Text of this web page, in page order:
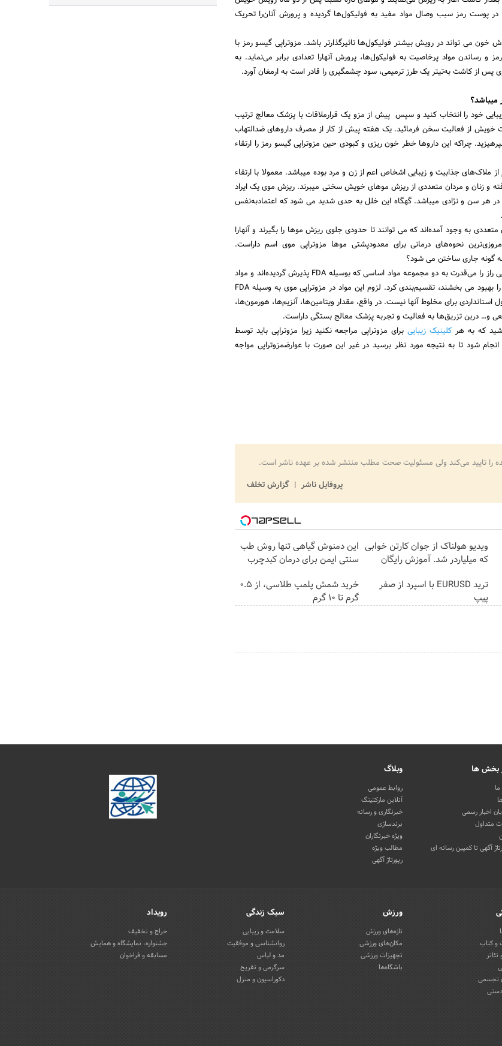
در پوست رمز سبب وصال مواد مفید به فولیکول‌ها گردیده و پرورش آنان‌را تحریک
خون می تواند در رویش بیشتر فولیکول‌ها تاثیرگذارتر باشد. مزوتراپی گیسو رمز با
رساندن مواد پرخاصیت به فولیکول‌ها، پرورش آنها‌را تعدادی برابر می‌نماید. به
پس از کاشت به‌تیتر یک طرز ترمیمی، سود چشمگیری را قادر است به ارمغان آورد.
میباشد؟
خود را انتخاب کنید و سپس پیش از مزو یک قرارملاقات با پزشک معالج ترتیب
خویش از فعالیت سخن فرمائید. یک هفته پیش از کار از مصرف داروهای ضدالتهاب
چراکه این داروها خطر خون ریزی و کبودی حین مزوتراپی گیسو رمز را ارتقاء
ملاک‌های جذابیت و زیبایی اشخاص اعم از زن و مرد بوده میباشد. معمولا با ارتقاء
و زنان و مردان متعددی از ریزش موهای خویش سختی میبرند. ریزش موی یک ایراد
در هر سن و نژادی میباشد. گهگاه این خلل به حدی شدید می شود که اعتمادبه‌نفس
به وجود آمده‌اند که می توانند تا حدودی جلوی ریزش موها را بگیرند و آنها‌را
نحوه‌های درمانی برای معدود‌پشتی موها مزوتراپی موی اسم داراست.
گونه جاری ساختن می شود؟
مواد مورداستفاده برای مزوتراپی راز را می‌قدرت به دو مجموعه مواد اساسی که بوسیله FDA پذیرش گردیده‌اند و مواد
تکمیل کننده که حالت جانور را بهبود می بخشند، تقسیم‌بندی کرد. لزوم این مواد در مزوتراپی موی به وسیله FDA
برای مخلوط آنها نیست. در واقع، مقدار ویتامین‌ها، آنزیم‌ها، هورمون‌ها،
و… درین تزریق‌ها به فعالیت و تجربه پزشک معالج بستگی داراست.
که به هر کلینیک زیباییبرای مزوتراپی مراجعه نکنید زیرا مزوتراپی باید توسط
شود تا به نتیجه مورد نظر برسید در غیر این صورت با عوارضمزوتراپی مواجه
را تایید می‌کند ولی مسئولیت صحت مطلب منتشر شده بر عهده ناشر است.
پروفایل ناشر
گزارش تخلف
ویدیو هولناک از جوان کارتن خوابی
که میلیاردر شد. آموزش رایگان
این دمنوش گیاهی تنها روش طب
سنتی ایمن برای درمان کبدچرب
ترید EURUSD با اسپرد از صفر
پیپ
خرید شمش پلمپ طلاسی، از ۰.۵
گرم تا ۱۰ گرم
بخش ها
اخبار رسمی
متداول
آگهی تا کمپین رسانه ای
وبلاگ
روابط عمومی
آنلاین مارکتینگ
خبرنگاری و رسانه
برندسازی
ویژه خبرنگاران
مطالب ویژه
رپورتاژ آگهی
و کتاب
تجسمی
ورزش
تازه‌های ورزش
مکان‌های ورزشی
تجهیزات ورزشی
باشگاه‌ها
سبک زندگی
سلامت و زیبایی
روانشناسی و موفقیت
مد و لباس
سرگرمی و تفریح
دکوراسیون و منزل
رویداد
حراج و تخفیف
جشنواره، نمایشگاه و همایش
مسابقه و فراخوان